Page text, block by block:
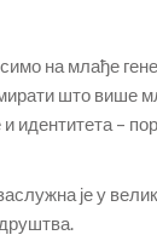
на млађе
што више
идентитета –
је у